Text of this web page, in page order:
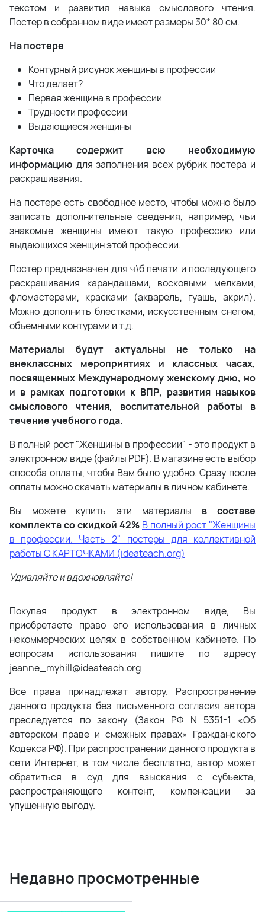
текстом и развития навыка смыслового чтения.
Постер в собранном виде имеет размеры 30* 80 см.
На постере
Контурный рисунок женщины в профессии
Что делает?
Первая женщина в профессии
Трудности профессии
Выдающиеся женщины
Карточка содержит всю необходимую
информацию для заполнения всех рубрик постера и
раскрашивания.
На постере есть свободное место, чтобы можно было
записать дополнительные сведения, например, чьи
знакомые женщины имеют такую профессию или
выдающихся женщин этой профессии.
Постер предназначен для ч\б печати и последующего
раскрашивания карандашами, восковыми мелками,
фломастерами, красками (акварель, гуашь, акрил).
Можно дополнить блестками, искусственным снегом,
объемными контурами и т.д.
Материалы будут актуальны не только на
внеклассных мероприятиях и классных часах,
посвященных Международному женскому дню, но
и в рамках подготовки к ВПР, развития навыков
смыслового чтения, воспитательной работы в
течение учебного года.
В полный рост "Женщины в профессии" - это продукт в
электронном виде (файлы PDF). В магазине есть выбор
способа оплаты, чтобы Вам было удобно. Сразу после
оплаты можно скачать материалы в личном кабинете.
Вы можете купить эти материалы в составе
комплекта со скидкой 42% В полный рост "Женщины
в профессии. Часть 2"_постеры для коллективной
работы С КАРТОЧКАМИ (ideateach.org)
Удивляйте и вдохновляйте!
Покупая продукт в электронном виде, Вы
приобретаете право его использования в личных
некоммерческих целях в собственном кабинете. По
вопросам использования пишите по адресу
jeanne_myhill@ideateach.org
Все права принадлежат автору. Распространение
данного продукта без письменного согласия автора
преследуется по закону (Закон РФ N 5351-1 «Об
авторском праве и смежных правах» Гражданского
Кодекса РФ). При распространении данного продукта в
сети Интернет, в том числе бесплатно, автор может
обратиться в суд для взыскания с субъекта,
распространяющего контент, компенсации за
упущенную выгоду.
Недавно просмотренные